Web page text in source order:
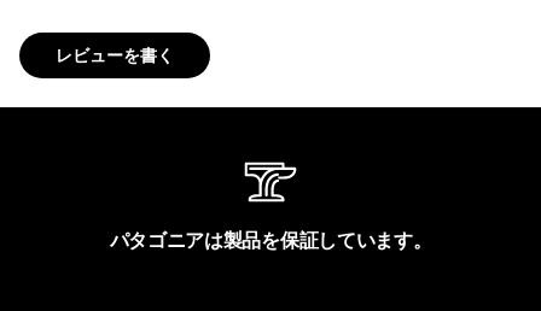
レビューを書く
パタゴニアは製品を保証しています。